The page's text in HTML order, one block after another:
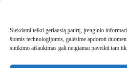
Siekdami teikti geriausią patirtį, įrenginio
šiomis technologijomis, galėsime apdoroti
sutikimo atšaukimas gali neigiamai paveikti tam